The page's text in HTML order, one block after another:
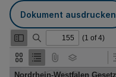
Dokument ausdrucken